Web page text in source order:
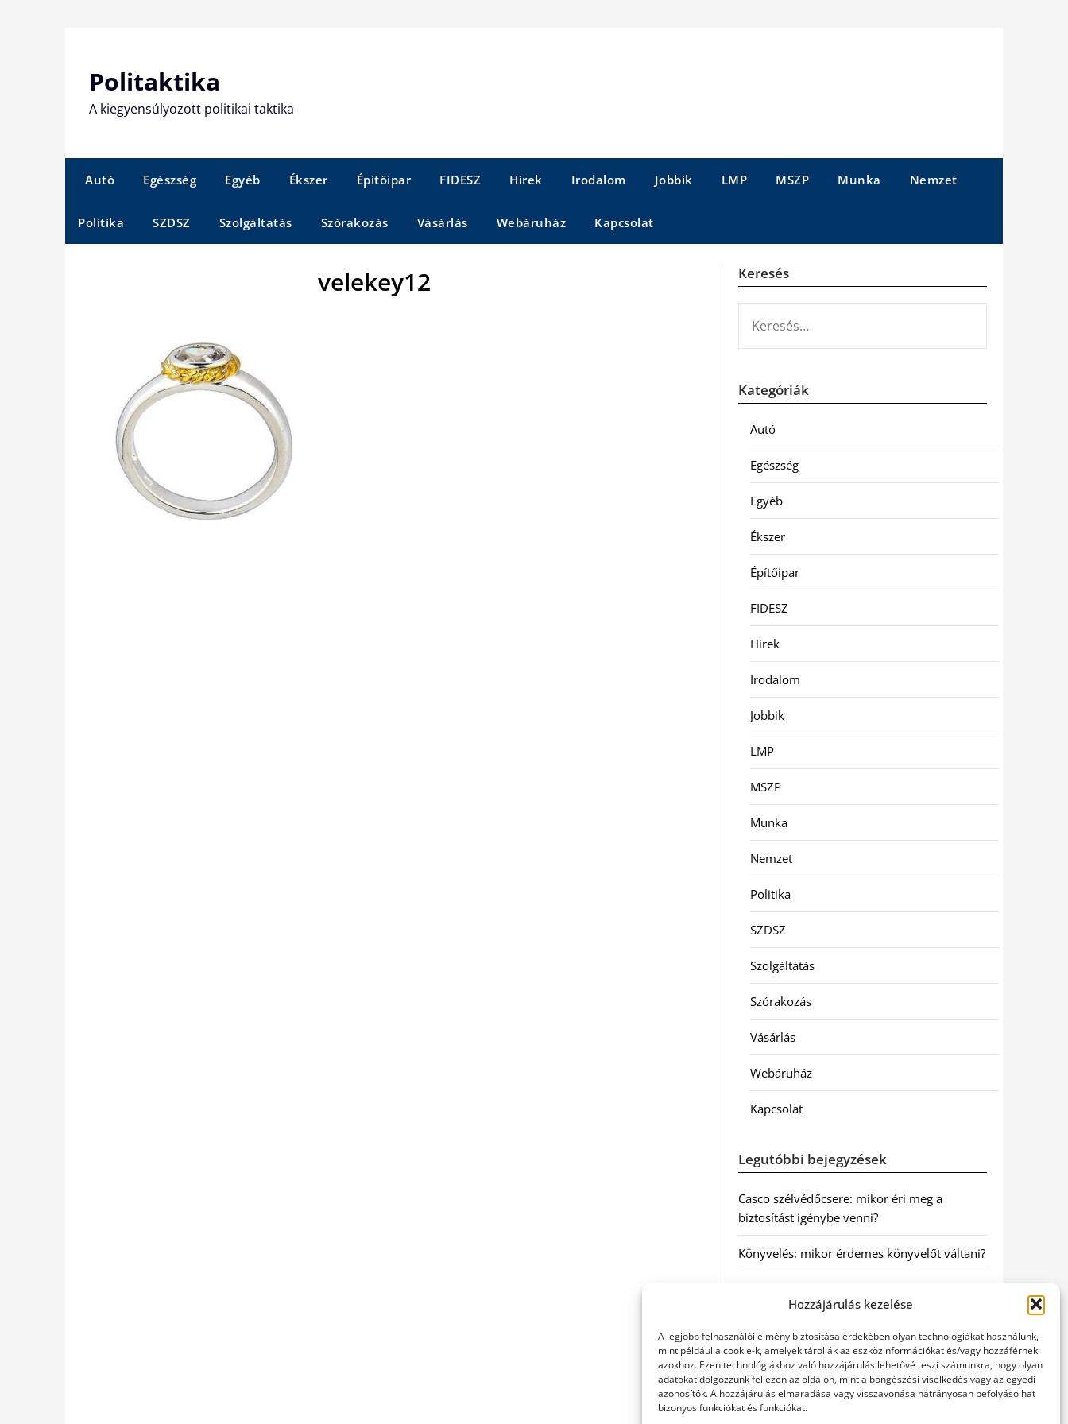
Hozzájárulás kezelése
A legjobb felhasználói élmény biztosítása érdekében olyan technológiákat használunk,
mint például a cookie-k, amelyek tárolják az eszközinformációkat és/vagy hozzáférnek
azokhoz. Ezen technológiákhoz való hozzájárulás lehetővé teszi számunkra, hogy olyan
adatokat dolgozzunk fel ezen az oldalon, mint a böngészési viselkedés vagy az egyedi
azonosítók. A hozzájárulás elmaradása vagy visszavonása hátrányosan befolyásolhat
bizonyos funkciókat és funkciókat.
Politaktika
A kiegyensúlyozott politikai taktika
Autó Egészség Egyéb Ékszer Építőipar FIDESZ Hírek Irodalom Jobbik LMP MSZP Munka Nemzet
Politika SZDSZ Szolgáltatás Szórakozás Vásárlás Webáruház Kapcsolat
velekey12 Keresés
Kategóriák
Autó
Egészség
Egyéb
Ékszer
Építőipar
FIDESZ
Hírek
Irodalom
Jobbik
LMP
MSZP
Munka
Nemzet
Politika
SZDSZ
Szolgáltatás
Szórakozás
Vásárlás
Webáruház
Kapcsolat
Legutóbbi bejegyzések
Casco szélvédőcsere: mikor éri meg a
biztosítást igénybe venni?
Könyvelés: mikor érdemes könyvelőt váltani?
szakszerű jogi háttér a biztonságos
Munkajogi ügyvéd: miért nem érdemes várni
a jogi segítséggel